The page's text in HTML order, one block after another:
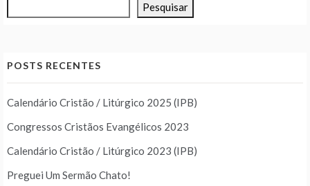
Pesquisar
POSTS RECENTES
Calendário Cristão / Litúrgico 2025 (IPB)
Congressos Cristãos Evangélicos 2023
Calendário Cristão / Litúrgico 2023 (IPB)
Preguei Um Sermão Chato!